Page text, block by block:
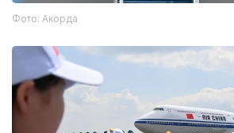
Фото: Акорда